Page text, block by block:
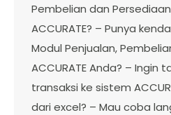
Pembelian dan
ACCURATE? – Punya
Modul Penjualan,
ACCURATE Anda? –
transaksi ke sistem
dari excel? – Mau coba